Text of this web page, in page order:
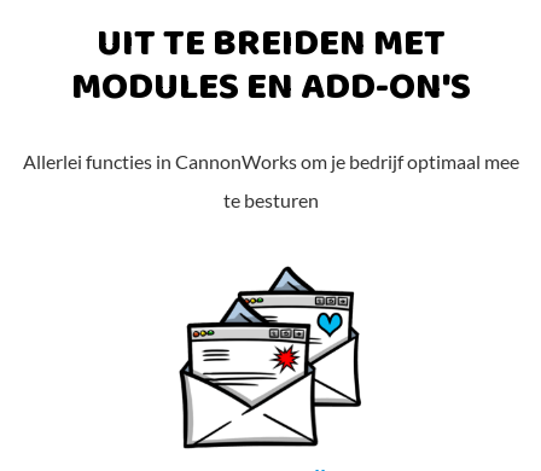
UIT TE BREIDEN MET
MODULES EN ADD-ON'S
Allerlei functies in CannonWorks om je bedrijf optimaal mee
te besturen